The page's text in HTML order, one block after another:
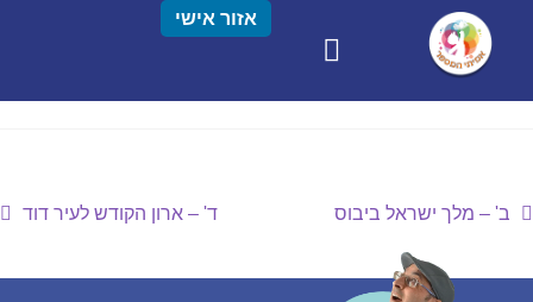
אזור אישי
ב' – מלך ישראל ביבוס ד' – ארון הקודש לעיר דוד